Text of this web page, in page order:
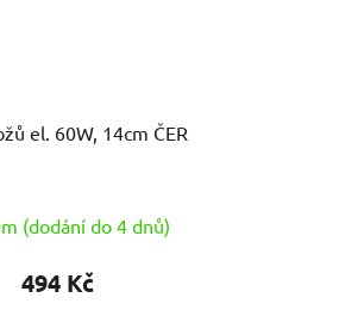
el. 60W, 14cm ČER
(dodání do 4 dnů)
494 Kč